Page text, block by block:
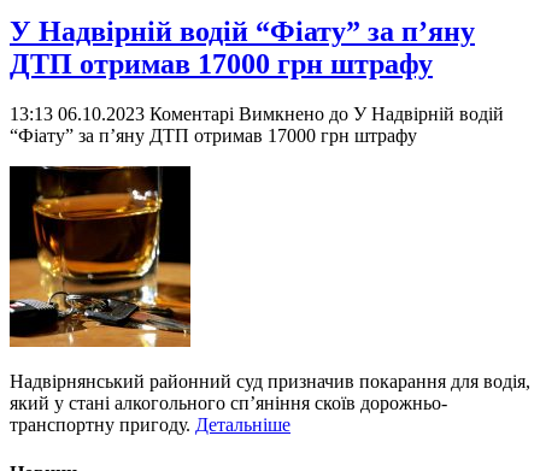
У Надвірній водій “Фіату” за п’яну
ДТП отримав 17000 грн штрафу
13:13 06.10.2023 Коментарі Вимкнено до У Надвірній водій
“Фіату” за п’яну ДТП отримав 17000 грн штрафу
Надвірнянський районний суд призначив покарання для водія,
який у стані алкогольного сп’яніння скоїв дорожньо-
транспортну пригоду. Детальніше